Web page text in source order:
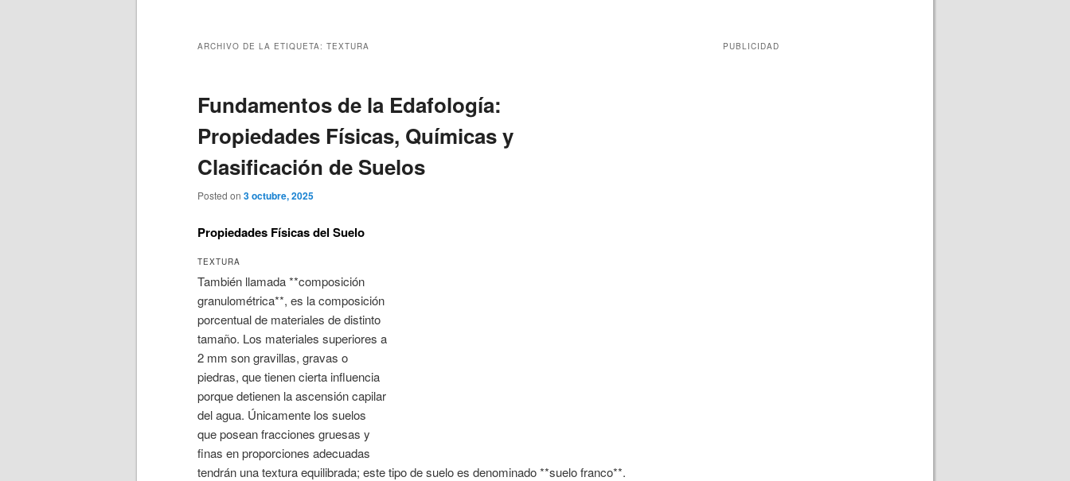
ARCHIVO DE LA ETIQUETA: TEXTURA
Fundamentos de la Edafología:
Propiedades Físicas, Químicas y
Clasificación de Suelos
Posted on 3 octubre, 2025
Propiedades Físicas del Suelo
TEXTURA
También llamada **composición
granulométrica**, es la composición
porcentual de materiales de distinto
tamaño. Los materiales superiores a
2 mm son gravillas, gravas o
piedras, que tienen cierta influencia
porque detienen la ascensión capilar
del agua. Únicamente los suelos
que posean fracciones gruesas y
finas en proporciones adecuadas
tendrán una textura equilibrada; este tipo de suelo es denominado **suelo franco**.
PUBLICIDAD